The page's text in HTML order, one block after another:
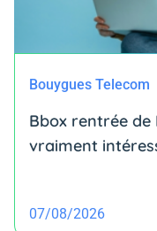
Bouygues Telecom
Bbox rentrée de
vraiment
07/08/2026